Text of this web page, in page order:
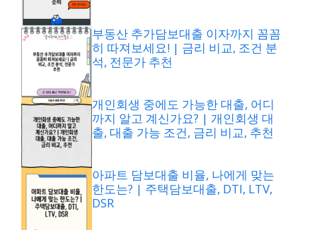
부동산 추가담보대출 이자까지 꼼꼼
히 따져보세요! | 금리 비교, 조건 분
석, 전문가 추천
개인회생 중에도 가능한 대출, 어디
까지 알고 계신가요? | 개인회생 대
출, 대출 가능 조건, 금리 비교, 추천
아파트 담보대출 비율, 나에게 맞는
한도는? | 주택담보대출, DTI, LTV,
DSR